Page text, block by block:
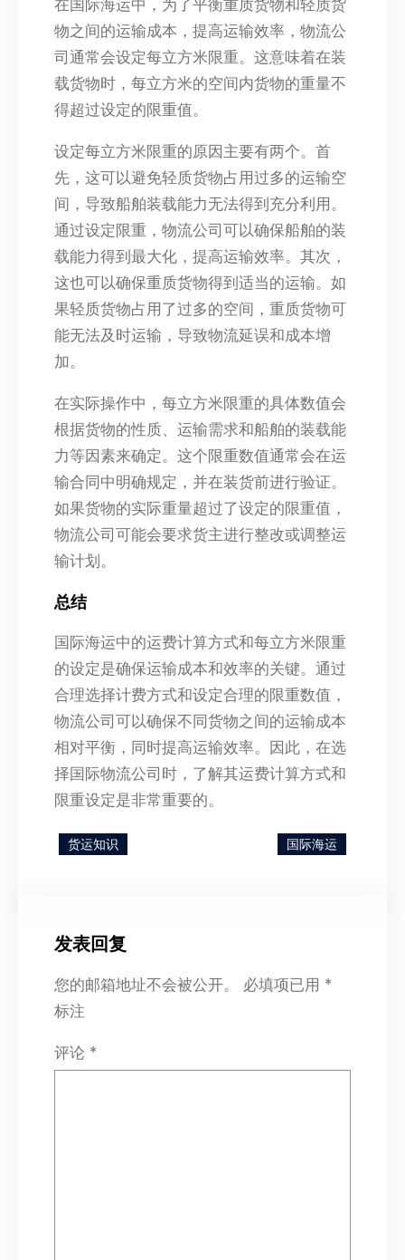
物之间的运输成本，提高运输效率，物流公
司通常会设定每立方米限重。这意味着在装
载货物时，每立方米的空间内货物的重量不
得超过设定的限重值。
设定每立方米限重的原因主要有两个。首
先，这可以避免轻质货物占用过多的运输空
间，导致船舶装载能力无法得到充分利用。
通过设定限重，物流公司可以确保船舶的装
载能力得到最大化，提高运输效率。其次，
这也可以确保重质货物得到适当的运输。如
果轻质货物占用了过多的空间，重质货物可
能无法及时运输，导致物流延误和成本增
加。
在实际操作中，每立方米限重的具体数值会
根据货物的性质、运输需求和船舶的装载能
力等因素来确定。这个限重数值通常会在运
输合同中明确规定，并在装货前进行验证。
如果货物的实际重量超过了设定的限重值，
物流公司可能会要求货主进行整改或调整运
输计划。
总结
国际海运中的运费计算方式和每立方米限重
的设定是确保运输成本和效率的关键。通过
合理选择计费方式和设定合理的限重数值，
物流公司可以确保不同货物之间的运输成本
相对平衡，同时提高运输效率。因此，在选
择国际物流公司时，了解其运费计算方式和
限重设定是非常重要的。
货运知识 国际海运
发表回复
您的邮箱地址不会被公开。 必填项已用 *
标注
评论 *